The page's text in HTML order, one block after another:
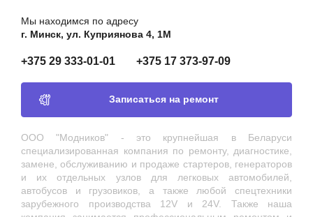
Мы находимся по адресу
г. Минск, ул. Куприянова 4, 1М
+375 29 333-01-01 +375 17 373-97-09
Записаться на ремонт
ООО "Модников" - это крупнейшая в Беларуси
специализированная компания по ремонту, диагностике,
замене, обслуживанию и продаже стартеров, генераторов
и их отдельных узлов для легковых автомобилей,
автобусов и грузовиков, а также любой спецтехники
зарубежного производства 12V и 24V. Также наша